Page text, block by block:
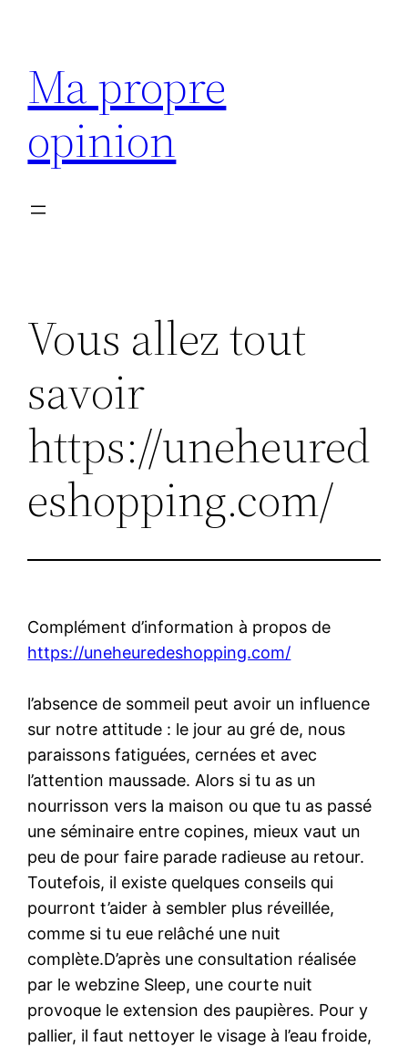
contenu
Ma propre
opinion
Vous allez tout
savoir
https://uneheured
eshopping.com/
Complément d’information à propos de
https://uneheuredeshopping.com/
l’absence de sommeil peut avoir un influence
sur notre attitude : le jour au gré de, nous
paraissons fatiguées, cernées et avec
l’attention maussade. Alors si tu as un
nourrisson vers la maison ou que tu as passé
une séminaire entre copines, mieux vaut un
peu de pour faire parade radieuse au retour.
Toutefois, il existe quelques conseils qui
pourront t’aider à sembler plus réveillée,
comme si tu eue relâché une nuit
complète.D’après une consultation réalisée
par le webzine Sleep, une courte nuit
provoque le extension des paupières. Pour y
pallier, il faut nettoyer le visage à l’eau froide,